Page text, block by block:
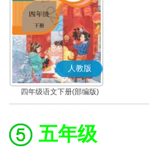
人教版
四年级语文下册(部编版)
五年级